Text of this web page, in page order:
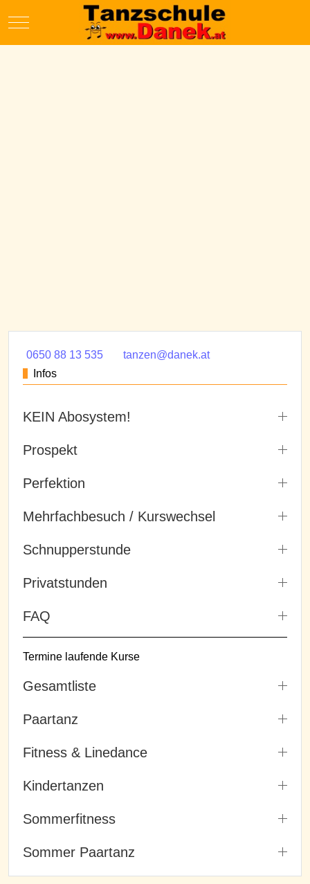
Mobile Menu Toggle
0650 88 13 535
tanzen@danek.at
Infos
KEIN Abosystem!
Prospekt
Perfektion
Mehrfachbesuch / Kurswechsel
Schnupperstunde
Privatstunden
FAQ
Termine laufende Kurse
Gesamtliste
Paartanz
Fitness & Linedance
Kindertanzen
Sommerfitness
Sommer Paartanz